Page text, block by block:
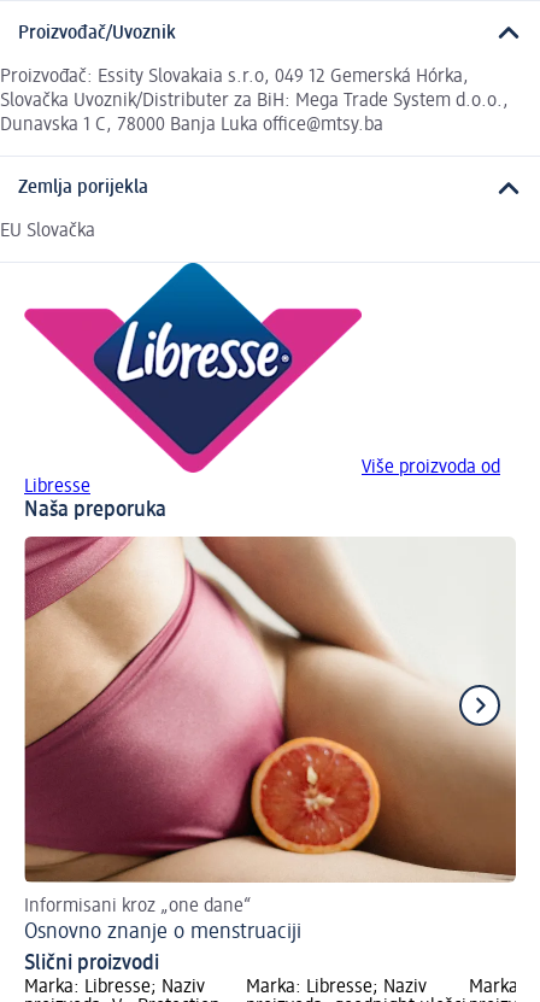
Proizvođač/Uvoznik
Proizvođač: Essity Slovakaia s.r.o, 049 12 Gemerská Hórka,
Slovačka Uvoznik/Distributer za BiH: Mega Trade System d.o.o.,
Dunavska 1 C, 78000 Banja Luka office@mtsy.ba
Zemlja porijekla
EU Slovačka
Više proizvoda od
Libresse
Naša preporuka
Informisani kroz „one dane“
Osnovno znanje o menstruaciji
Slični proizvodi
Marka: Libresse; Naziv
Marka: Libresse; Naziv
Marka: